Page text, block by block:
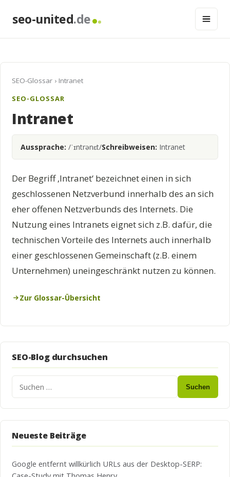
seo-united.de
SEO-Glossar › Intranet
SEO-GLOSSAR
Intranet
Aussprache: /ˈɪntrənɛt/Schreibweisen: Intranet
Der Begriff ‚Intranet‘ bezeichnet einen in sich
geschlossenen Netzverbund innerhalb des an sich
eher offenen Netzverbunds des Internets. Die
Nutzung eines Intranets eignet sich z.B. dafür, die
technischen Vorteile des Internets auch innerhalb
einer geschlossenen Gemeinschaft (z.B. einem
Unternehmen) uneingeschränkt nutzen zu können.
Zur Glossar-Übersicht
SEO-Blog durchsuchen
Suchen
Neueste Beiträge
Google entfernt willkürlich URLs aus der Desktop-SERP: